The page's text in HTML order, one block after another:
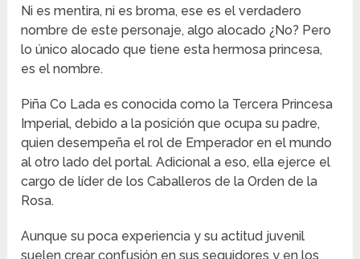
Ni es mentira, ni es broma, ese es el verdadero
nombre de este personaje, algo alocado ¿No? Pero
lo único alocado que tiene esta hermosa princesa,
es el nombre.
Piña Co Lada es conocida como la Tercera Princesa
Imperial, debido a la posición que ocupa su padre,
quien desempeña el rol de Emperador en el mundo
al otro lado del portal. Adicional a eso, ella ejerce el
cargo de líder de los Caballeros de la Orden de la
Rosa.
Aunque su poca experiencia y su actitud juvenil
suelen crear confusión en sus seguidores y en los